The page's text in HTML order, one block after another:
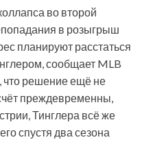
во второй
в розыгрыш
планируют расстаться
сообщает MLB
что решение ещё не
преждевременны,
Тинглера всё же
спустя два сезона